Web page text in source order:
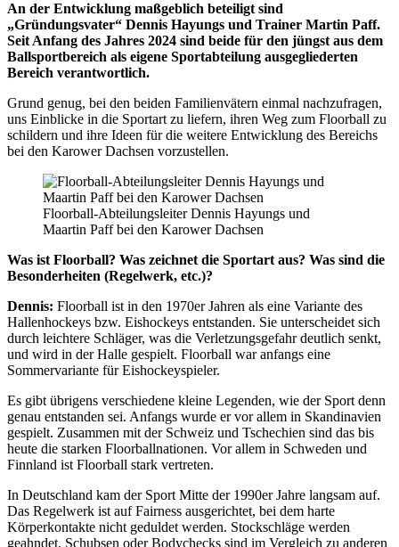
An der Entwicklung maßgeblich beteiligt sind
„Gründungsvater“ Dennis Hayungs und Trainer Martin Paff.
Seit Anfang des Jahres 2024 sind beide für den jüngst aus dem
Ballsportbereich als eigene Sportabteilung ausgegliederten
Bereich verantwortlich.
Grund genug, bei den beiden Familienvätern einmal nachzufragen,
uns Einblicke in die Sportart zu liefern, ihren Weg zum Floorball zu
schildern und ihre Ideen für die weitere Entwicklung des Bereichs
bei den Karower Dachsen vorzustellen.
Floorball-Abteilungsleiter Dennis Hayungs und
Maartin Paff bei den Karower Dachsen
Was ist Floorball? Was zeichnet die Sportart aus? Was sind die
Besonderheiten (Regelwerk, etc.)?
Dennis: Floorball ist in den 1970er Jahren als eine Variante des
Hallenhockeys bzw. Eishockeys entstanden. Sie unterscheidet sich
durch leichtere Schläger, was die Verletzungsgefahr deutlich senkt,
und wird in der Halle gespielt. Floorball war anfangs eine
Sommervariante für Eishockeyspieler.
Es gibt übrigens verschiedene kleine Legenden, wie der Sport denn
genau entstanden sei. Anfangs wurde er vor allem in Skandinavien
gespielt. Zusammen mit der Schweiz und Tschechien sind das bis
heute die starken Floorballnationen. Vor allem in Schweden und
Finnland ist Floorball stark vertreten.
In Deutschland kam der Sport Mitte der 1990er Jahre langsam auf.
Das Regelwerk ist auf Fairness ausgerichtet, bei dem harte
Körperkontakte nicht geduldet werden. Stockschläge werden
geahndet, Schubsen oder Bodychecks sind im Vergleich zu anderen